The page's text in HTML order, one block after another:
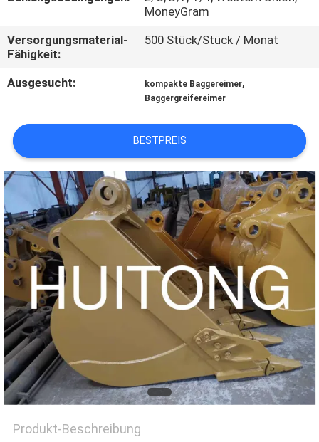
NEUIGKEITEN
BITTE UM
ANGEBOT
SEITENVERZEICHNIS
DATENSCHUTZ-
BESTIMMUNGEN
MoneyGram
Versorgungsmaterial-
Fähigkeit:
500 Stück/Stück / Monat
Ausgesucht: kompakte Baggereimer,
Baggergreifereimer
BESTPREIS
Produkt-Beschreibung